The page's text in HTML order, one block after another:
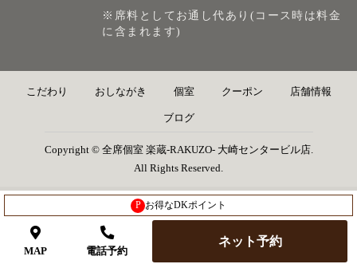
※席料としてお通し代あり(コース時は料金
に含まれます)
こだわり おしながき 個室 クーポン 店舗情報
ブログ
Copyright © 全席個室 楽蔵‐RAKUZO‐ 大崎センタービル店.
All Rights Reserved.
P お得なDKポイント
MAP 電話予約
ネット予約